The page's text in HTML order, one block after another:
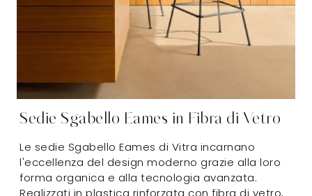
Sedie Sgabello Eames in Fibra di Vetro
Le sedie Sgabello Eames di Vitra incarnano
l'eccellenza del design moderno grazie alla loro
forma organica e alla tecnologia avanzata.
Realizzati in plastica rinforzata con fibra di vetro,